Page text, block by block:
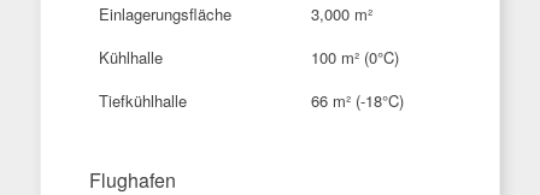
Einlagerungsfläche
3,000 m²
Kühlhalle
100 m² (0°C)
Tiefkühlhalle
66 m² (-18°C)
Flughafen